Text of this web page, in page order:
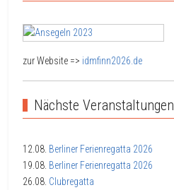
zur Website => idmfinn2026.de
Nächste Veranstaltungen
12.08. Berliner Ferienregatta 2026
19.08. Berliner Ferienregatta 2026
26.08. Clubregatta